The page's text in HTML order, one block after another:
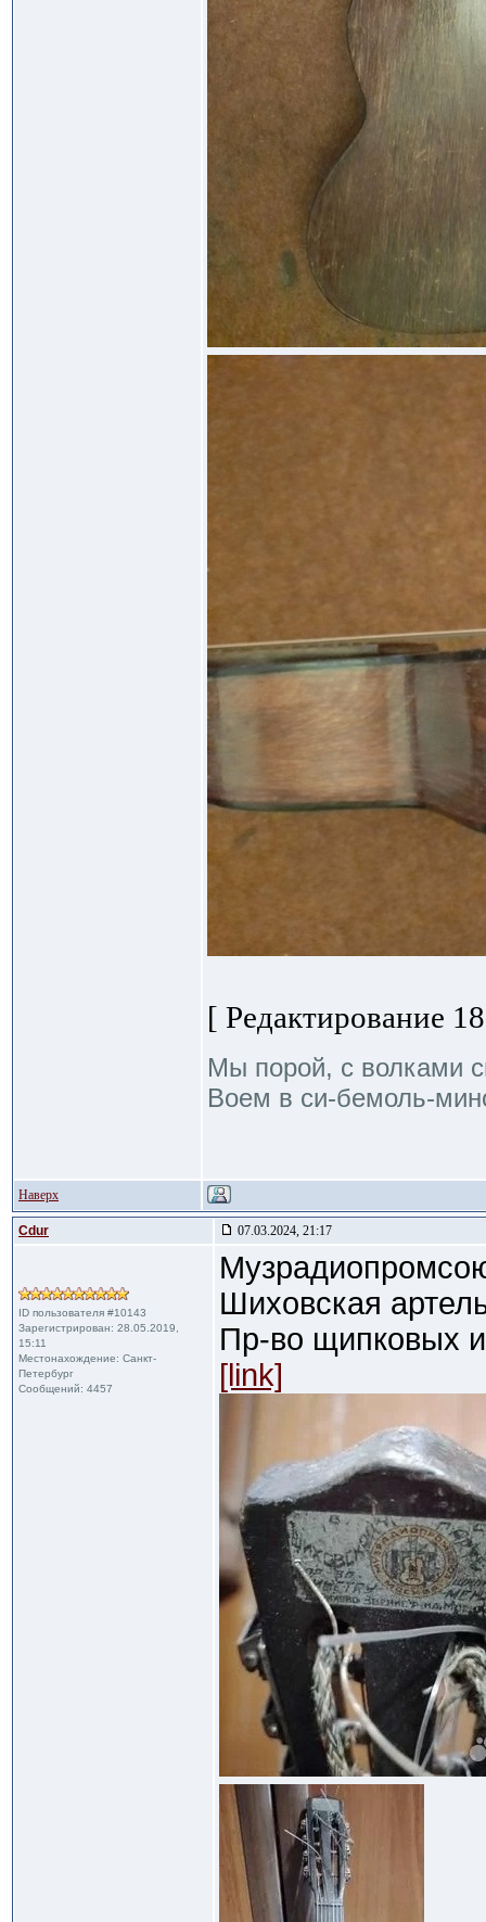
[ Редактирование
Мы порой, с волками
Воем в си-бемоль-
Наверх
Cdur 07.03.2024, 21:17
ID пользователя #10143
Зарегистрирован: 28.05.2019,
15:11
Местонахождение: Санкт-
Петербург
Сообщений: 4457
Шиховская
Пр-во щипковых
[link]